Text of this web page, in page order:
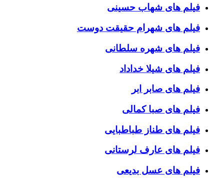
فیلم های شهاب حسینی
فیلم های شهرام حقیقت دوست
فیلم های شهره سلطانی
فیلم های شیلا خداداد
فیلم های صابر ابر
فیلم های صبا کمالی
فیلم های طناز طباطبایی
فیلم های عارف لرستانی
فیلم های عسل بدیعی